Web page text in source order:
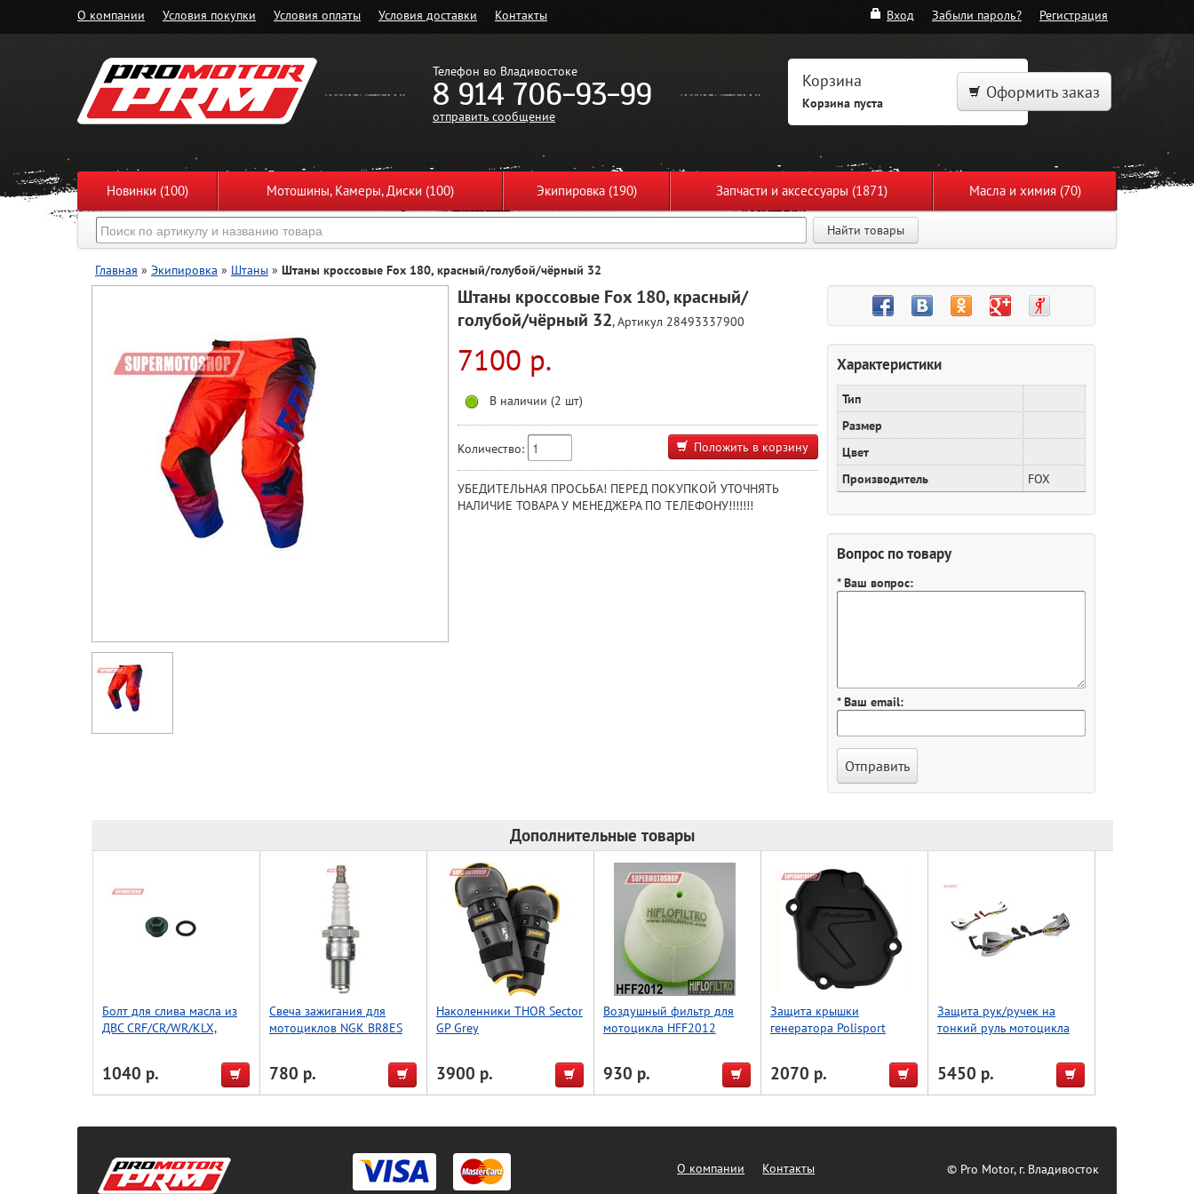
О компании Условия покупки Условия оплаты Условия доставки Контакты Вход Забыли пароль? Регистрация
Телефон во Владивостоке
8 914 706-93-99
отправить сообщение
Корзина
Корзина пуста
Оформить заказ
Новинки (100) Мотошины, Камеры, Диски (100) Экипировка (190) Запчасти и аксессуары (1871) Масла и химия (70)
Найти товары
Главная » Экипировка » Штаны » Штаны кроссовые Fox 180, красный/голубой/чёрный 32
Штаны кроссовые Fox 180, красный/
голубой/чёрный 32, Артикул 28493337900
7100 р.
В наличии (2 шт)
Количество: Положить в корзину
УБЕДИТЕЛЬНАЯ ПРОСЬБА! ПЕРЕД ПОКУПКОЙ УТОЧНЯТЬ
НАЛИЧИЕ ТОВАРА У МЕНЕДЖЕРА ПО ТЕЛЕФОНУ!!!!!!!
Характеристики
Тип
Размер
Цвет
Производитель
FOX
Вопрос по товару
* Ваш вопрос:
* Ваш email:
Дополнительные товары
Болт для слива масла из
ДВС CRF/CR/WR/KLX,
1040 р.
Свеча зажигания для
мотоциклов NGK BR8ES
780 р.
Наколенники THOR Sector
GP Grey
3900 р.
Воздушный фильтр для
мотоцикла HFF2012
930 р.
Защита крышки
генератора Polisport
2070 р.
Защита рук/ручек на
тонкий руль мотоцикла
(Taiwan)
5450 р.
О компании Контакты © Pro Motor, г. Владивосток